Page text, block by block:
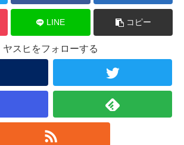
LINE コピー
ヤスヒをフォローする